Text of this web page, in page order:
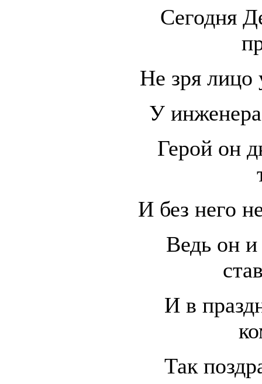
Сегодня
Не зря лицо
У
Герой он
И без него
Ведь он и
И в
Так